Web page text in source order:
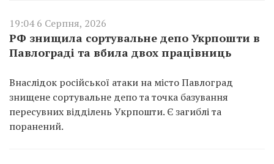
19:04 6 Серпня, 2026
РФ знищила сортувальне депо Укрпошти в
Павлограді та вбила двох працівниць
Внаслідок російської атаки на місто Павлоград
знищене сортувальне депо та точка базування
пересувних відділень Укрпошти. Є загиблі та
поранений.